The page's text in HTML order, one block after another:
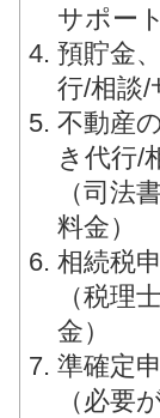
サポー
預貯金
行/相談/
不動産
き代行/
（司法
料金）
相続税
（税理
金）
準確定
（必要